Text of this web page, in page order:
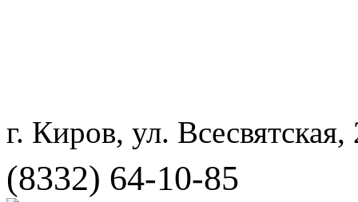
г. Киров, ул. Всесвятская,
(8332) 64-10-85